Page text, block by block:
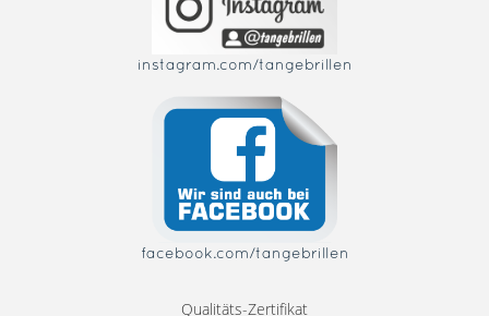
instagram.com/tangebrillen
facebook.com/tangebrillen
Qualitäts-Zertifikat